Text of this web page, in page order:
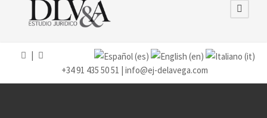
+34 91 435 50 51 | info@ej-delavega.com